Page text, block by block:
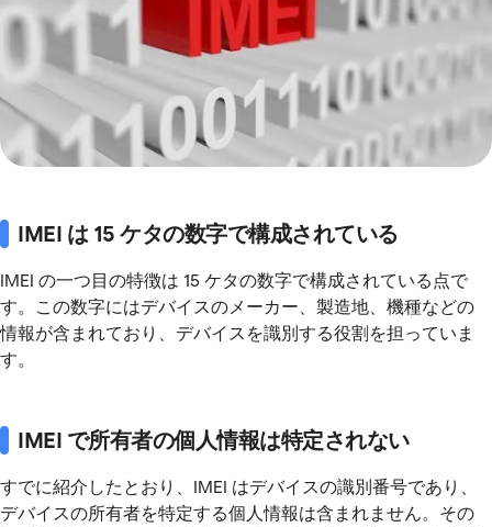
IMEI は 15 ケタの数字で構成されている
IMEI の一つ目の特徴は 15 ケタの数字で構成されている点で
す。この数字にはデバイスのメーカー、製造地、機種などの
情報が含まれており、デバイスを識別する役割を担っていま
す。
IMEI で所有者の個人情報は特定されない
すでに紹介したとおり、IMEI はデバイスの識別番号であり、
デバイスの所有者を特定する個人情報は含まれません。その